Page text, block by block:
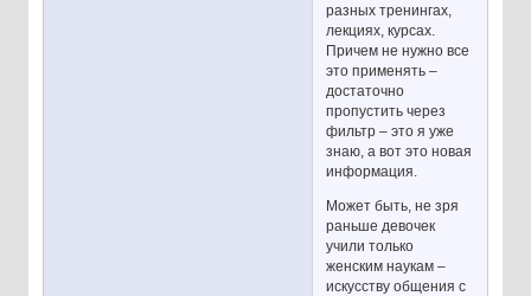
разных тренингах,
лекциях, курсах.
Причем не нужно все
это применять –
достаточно
пропустить через
фильтр – это я уже
знаю, а вот это новая
информация.
Может быть, не зря
раньше девочек
учили только
женским наукам –
искусству общения с